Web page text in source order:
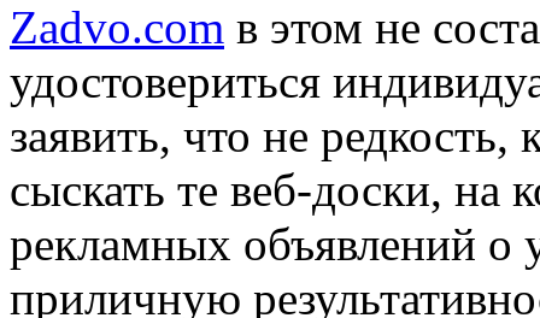
Zadvo.com в этом не
удостовериться
заявить, что не редкость,
сыскать те веб-доски, на
рекламных объявлений о
приличную